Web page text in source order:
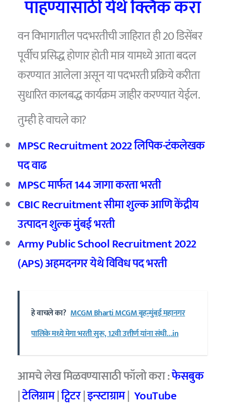
पाहण्यासाठी येथे क्लिक करा
वन विभागातील पदभरतीची जाहिरात ही 20 डिसेंबर
पूर्वीच प्रसिद्ध होणार होती मात्र यामध्ये आता बदल
करण्यात आलेला असून या पदभरती प्रक्रिये करीता
सुधारित कालबद्ध कार्यक्रम जाहीर करण्यात येईल.
तुम्ही हे वाचले का?
MPSC Recruitment 2022 लिपिक-टंकलेखक
पद वाढ
MPSC मार्फत 144 जागा करता भरती
CBIC Recruitment सीमा शुल्क आणि केंद्रीय
उत्पादन शुल्क मुंबई भरती
Army Public School Recruitment 2022
(APS) अहमदनगर येथे विविध पद भरती
हे वाचले का? MCGM Bharti MCGM बृहन्मुंबई महानगर
पालिके मध्ये मेगा भरती सुरू, 12वी उत्तीर्ण यांना संधी…in
आमचेलेख मिळवण्यासाठी फॉलो करा :फेसबुक
|टेलिग्राम|ट्विटर|इन्स्टाग्राम| YouTube